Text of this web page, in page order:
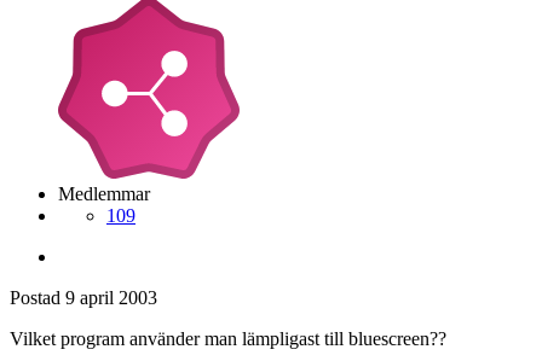
Medlemmar
109
Postad 9 april 2003
Vilket program använder man lämpligast till bluescreen??